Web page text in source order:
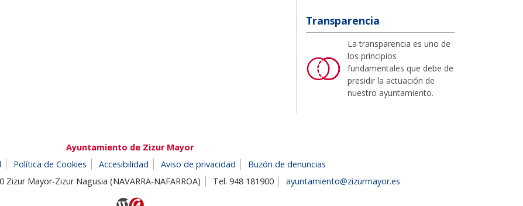
Transparencia
La transparencia es uno de
los principios
fundamentales que debe de
presidir la actuación de
nuestro ayuntamiento.
Ayuntamiento de Zizur Mayor
Política de Cookies Accesibilidad Aviso de privacidad
Buzón de denuncias
Mayor-Zizur Nagusia (NAVARRA-NAFARROA)
Tel. 948 181900 ayuntamiento@zizurmayor.es